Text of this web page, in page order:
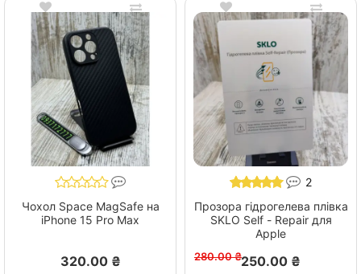
Чoхол Space MagSafe на
iPhone 15 Pro Max
320.00 ₴
2
Прозора гідрогелева плівка
SKLO Self - Repair для
Apple
280.00 ₴250.00 ₴